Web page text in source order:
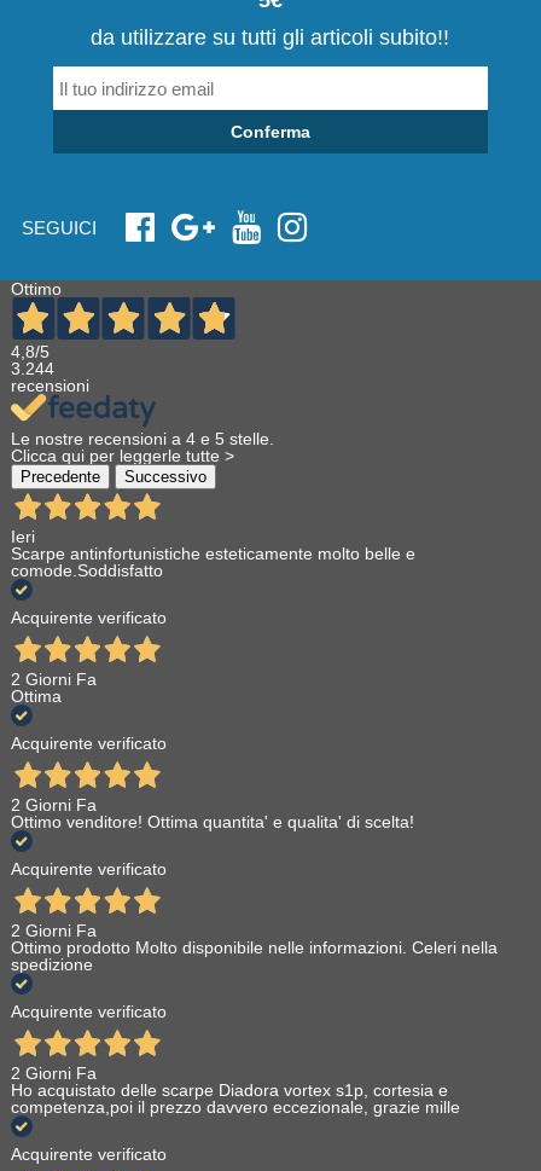
da utilizzare su tutti gli articoli subito!!
Conferma
SEGUICI
Ottimo
4,8/5
3.244
recensioni
Le nostre recensioni a 4 e 5 stelle.
Clicca qui per leggerle tutte >
Precedente Successivo
Ieri
Scarpe antinfortunistiche esteticamente molto belle e
comode.Soddisfatto
Acquirente verificato
2 Giorni Fa
Ottima
Acquirente verificato
2 Giorni Fa
Ottimo venditore! Ottima quantita' e qualita' di scelta!
Acquirente verificato
2 Giorni Fa
Ottimo prodotto Molto disponibile nelle informazioni. Celeri nella
spedizione
Acquirente verificato
2 Giorni Fa
Ho acquistato delle scarpe Diadora vortex s1p, cortesia e
competenza,poi il prezzo davvero eccezionale, grazie mille
Acquirente verificato